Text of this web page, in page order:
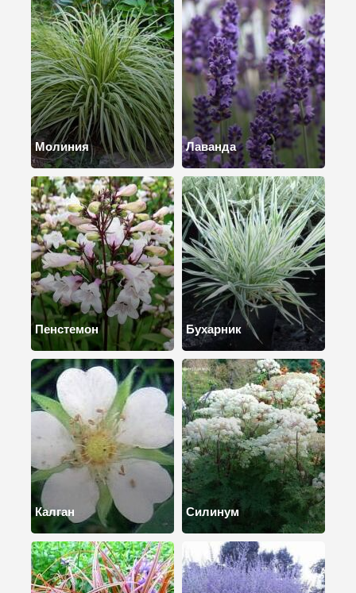
Молиния Лаванда
Пенстемон Бухарник
Калган Силинум